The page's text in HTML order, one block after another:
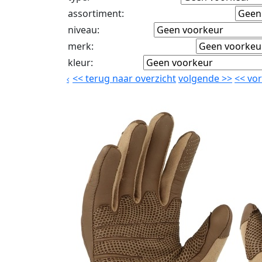
assortiment:
niveau:
merk:
kleur:
<<terug naar overzichtvolgende>><<